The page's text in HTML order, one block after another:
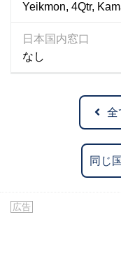
Yeikmon, 4Qtr,
日本国内窓口
なし
全
同じ
広告